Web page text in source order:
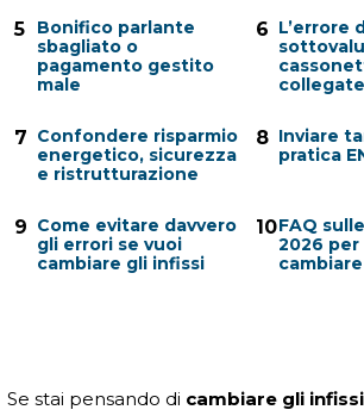
5
Bonifico parlante
sbagliato o
pagamento gestito
male
6 L’errore
collegate
7 Confondere risparmio
energetico, sicurezza
e ristrutturazione
8 Inviare
pratica
9 Come evitare davvero
gli errori se vuoi
cambiare gli infissi
10FAQ
2026 per
Se stai pensando di cambiare gli infissi